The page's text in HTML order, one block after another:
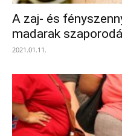
A zaj- és
madarak
2021.01.11.